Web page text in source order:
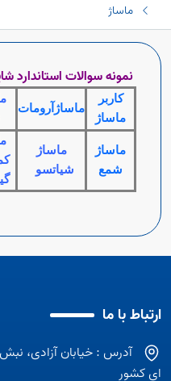
ماساژ
نمونه سوالات استاندارد
کاربر
ماساژ
ماساژآرومات
ماساژ
شمع
ماساژ
شیاتسو
ارتباط با ما
آدرس : خیابان آزادی،
ای کشور